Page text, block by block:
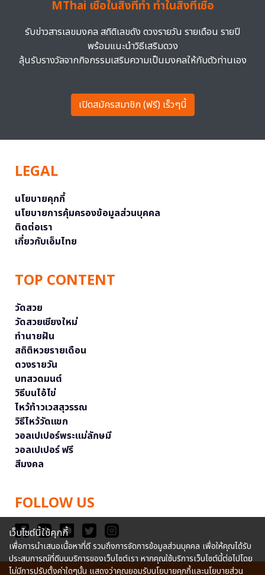
MThai เชื่อในสิ่งที่ทำ ทำในสิ่งที่เชื่อ
รับข่าวสารเลขมงคล สถิติเลขดัง ดวงรายวัน รายเดือน รายปี
พร้อมแนะนำวิธีเสริมดวง
ลุ้นรับรางวัลจากกิจกรรมเสริมความเป็นมงคลให้กับตัวท่านเอง
เปิดสมัครสมาชิก (ฟรี) เร็วๆนี้
LEGAL
นโยบายคุกกี้
นโยบายการคุ้มครองข้อมูลส่วนบุคคล
ติดต่อเรา
เกี่ยวกับเอ็มไทย
TOP CONTENT
วัดสวย
วัดสวยเชียงใหม่
ทำนายฝัน
สถิติหวยรายเดือน
ดวงรายวัน
บทสวดมนต์
วิธีบนไอ้ไข่
ไหว้ท้าวเวสสุวรรณ
วิธีไหว้วัดแขก
วอลเปเปอร์พระแม่ลักษมี
วอลเปเปอร์ ฟรี
สีมงคล
FOLLOW US
เว็บไซต์นี้ใช้คุกกี้
เพื่อการนำเสนอเนื้อหาที่ดี รวมถึงการจัดการข้อมูลส่วนบุคคล เพื่อให้คุณได้รับ
ประสบการณ์ที่ดีบนบริการของเว็บไซต์เรา หากคุณใช้บริการเว็บไซต์นี้ต่อไปโดย
ไม่มีการปรับตั้งค่าใดๆนั้น แสดงว่าคุณยอมรับนโยบายคุกกี้และนโยบายส่วน